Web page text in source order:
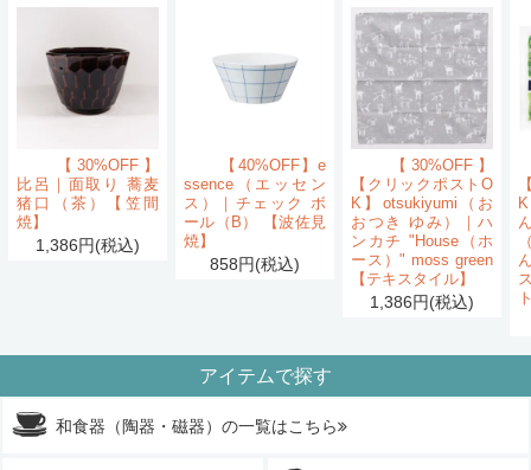
【30%OFF】
比呂｜面取り 蕎麦
猪口（茶）【笠間
焼】
1,386円(税込)
【40%OFF】e
ssence（エッセン
ス）｜チェック ボ
ール（B） 【波佐見
焼】
858円(税込)
【30%OFF】
【クリックポストO
K】otsukiyumi（お
おつき ゆみ）｜ハ
ンカチ "House（ホ
ース）" moss green
【テキスタイル】
1,386円(税込)
アイテムで探す
和食器（陶器・磁器）の一覧はこちら